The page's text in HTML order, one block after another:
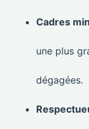
Cadres
une plus
dégagées.